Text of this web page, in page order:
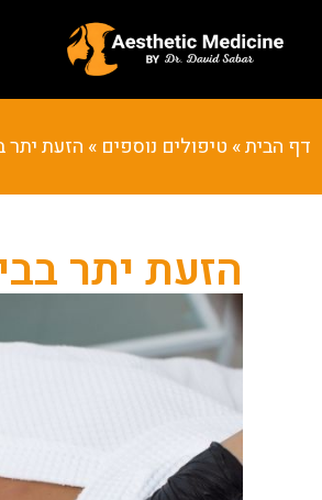
דף הבית» טיפולים נוספים » הזעת יתר
הזעת יתר